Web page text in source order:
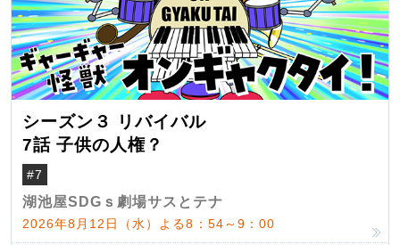
シーズン３ リバイバル
7話 子供の人権？
#7
湖池屋SDGｓ劇場サスとテナ
2026年8月12日（水）よる8：54～9：00